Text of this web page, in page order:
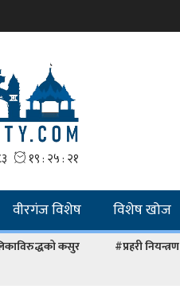
वीरगंज विशेष विशेष खोज
कसुर #प्रहरी नियन्त्रण